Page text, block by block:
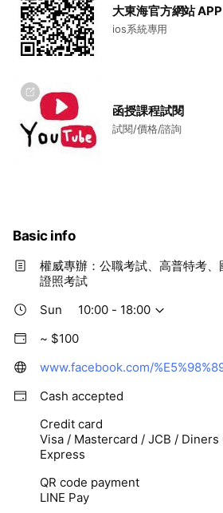
久免費」為您熱誠服務！由「各類公
考→各類五等特考→各類四等特考→各
級特考→各類員級特考→各類高員級特
證照考試」！皆可來大東海「永久讀
官：①考上「初等考試、各類五等特
→可再「免費回班」進修「普考、各
試、升等升資考試」！→②考上「普考
員級考試」之後→可再「免費回班」進
(在台北、桃園、中壢、新竹、台中、
提供至「全國各分班」→給您「永久
位名師」同步開課！為您授課！為您
抓題！為您猜題！保證讓您成為「考
證」就「免費贈送」給您→「107、
30冊(含『精修用書15本』及『講義用
送「各科上課講義、上課筆記、考前猜
大東海官方網站 APP
ios系統專用
函授課程試閱
試閱/價格/諮詢
Basic info
權威專辦：公職考試、高普特考、
證照考試
Sun
10:00 - 18:00
~ $100
Cash accepted
Credit card
Visa / Mastercard / JCB /
Express
QR code payment
LINE Pay